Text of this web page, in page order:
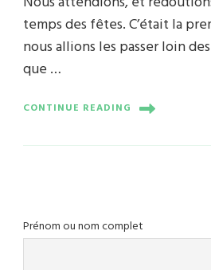
temps des fêtes. C’était la
nous allions les passer loin
que …
CONTINUE READING
Prénom ou nom complet